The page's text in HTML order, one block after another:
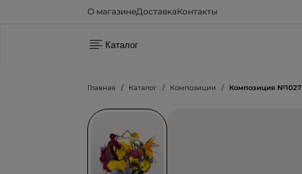
О магазинеДоставкаКонтакты
Каталог
Главная Каталог Композиции Композиция №1027